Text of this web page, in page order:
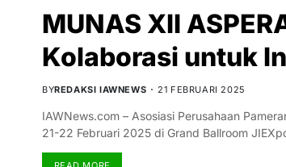
MUNAS XII
Kolaborasi untuk
BYREDAKSI IAWNEWS 21 FEBRUARI 2025
IAWNews.com – Asosiasi Perusahaan
21-22 Februari 2025 di Grand Ballroom